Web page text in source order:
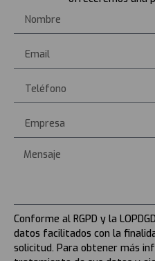
Conforme al RGPD y la
datos facilitados con la
solicitud. Para obtener más